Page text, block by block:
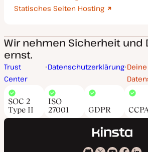
Statisches Seiten Hosting
Wir nehmen Sicherheit und
ernst.
Trust
Center
Datenschutzerklärung Deine
SOC 2
Type II
ISO
27001
GDPR